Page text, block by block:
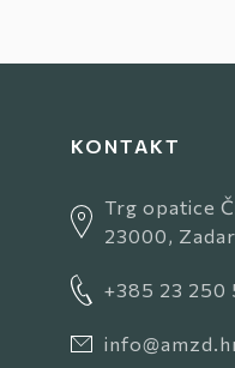
KONTAKT
Trg opatice
23000, Zadar
+385 23 250